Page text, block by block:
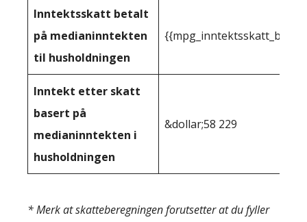
Inntektsskatt betalt
på medianinntekten
til husholdningen
Inntekt etter skatt
basert på
medianinntekten i
husholdningen
&dollar;58 229
* Merk at skatteberegningen forutsetter at du fyller